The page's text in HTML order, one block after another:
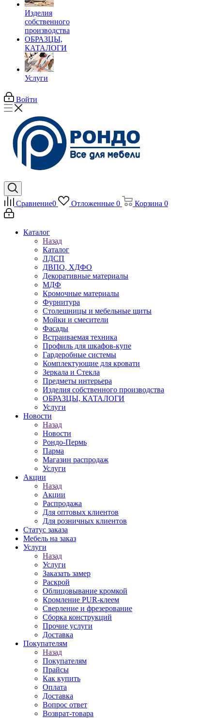
Изделия
собственного
производства
ОБРАЗЦЫ,
КАТАЛОГИ
Услуги
Войти
Сравнение0 Отложенные 0 Корзина 0
Каталог
Назад
Каталог
ЛДСП
ДВПО, ХДФО
Декоративные материалы
МДФ
Кромочные материалы
Фурнитура
Столешницы и мебельные щиты
Мойки и смесители
Фасады
Встраиваемая техника
Профиль для шкафов-купе
Гардеробные системы
Комплектующие для кровати
Зеркала и Стекла
Предметы интерьера
Изделия собственного производства
ОБРАЗЦЫ, КАТАЛОГИ
Услуги
Новости
Назад
Новости
Рондо-Пермь
Парма
Магазин распродаж
Услуги
Акции
Назад
Акции
Распродажа
Для оптовых клиентов
Для розничных клиентов
Статус заказа
Мебель на заказ
Услуги
Назад
Услуги
Заказать замер
Раскрой
Облицовывание кромкой
Кромление PUR-клеем
Сверление и фрезерование
Сборка конструкций
Прочие услуги
Доставка
Покупателям
Назад
Покупателям
Прайсы
Как купить
Оплата
Доставка
Вопрос ответ
Возврат-товара